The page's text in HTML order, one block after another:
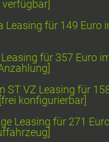
Leasing für 149 Euro
für 357 Euro
ST VZ Leasing für
konfigurierbar]
Leasing für 271